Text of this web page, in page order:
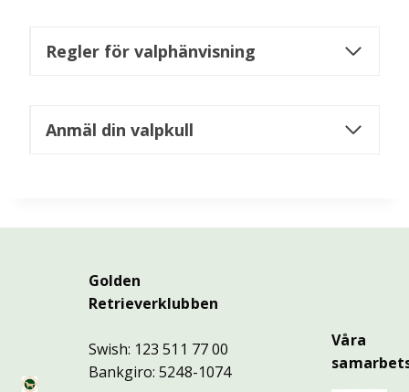
Regler för valphänvisning
Anmäl din valpkull
Golden
Retrieverklubben
Swish: 123 511 77 00
Bankgiro: 5248-1074
Våra